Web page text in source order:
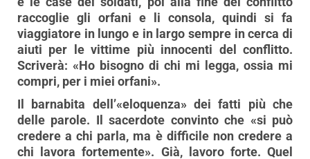
raccoglie gli orfani e li consola, quindi si fa
viaggiatore in lungo e in largo sempre in cerca di
aiuti per le vittime più innocenti del conflitto.
Scriverà: «Ho bisogno di chi mi legga, ossia mi
compri, per i miei orfani».
Il barnabita dell’«eloquenza» dei fatti più che
delle parole. Il sacerdote convinto che «si può
credere a chi parla, ma è difficile non credere a
chi lavora fortemente». Già, lavoro forte. Quel